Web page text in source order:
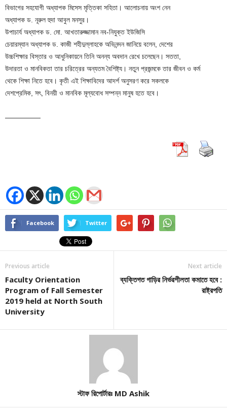
বিভাগের সহযোগী অধ্যাপক মিসেস মৃত্তিকা সহিতা। আলোচনায় অংশ নেন
অধ্যাপক ড. নূরুল হুদা আবুল মনসুর।
উপাচার্য অধ্যাপক ড. মো. আখতারুজ্জামান নব-নিযুক্ত ইউজিসি
চেয়ারম্যান অধ্যাপক ড. কাজী শহীদুল্লাহকে অভিনন্দন জানিয়ে বলেন, দেশের
উচ্চশিক্ষার বিস্তার ও আধুনিকায়নে তিনি অনন্য অবদান রেখে চলেছেন। সততা,
উদারতা ও মানবিকতা তার চরিত্রের অন্যতম বৈশিষ্ট্য। নতুন প্রজন্মকে তার জীবন ও কর্ম
থেকে শিক্ষা নিতে হবে। কৃতী এই শিক্ষাবিদের আদর্শ অনুসরণ করে সকলকে
দেশপ্রেমিক, সৎ, বিনয়ী ও মানবিক মূল্যবোধ সম্পন্ন মানুষ হতে হবে।
—————
Facebook Twitter
Previous article
Faculty Orientation
Program of Fall Semester
2019 held at North South
University
Next article
ব্যক্তিগত গাড়ির নির্ভরশীলতা কমাতে হবে :
রাষ্ট্রপতি
স্টাফ রিপোর্টারঃ MD Ashik